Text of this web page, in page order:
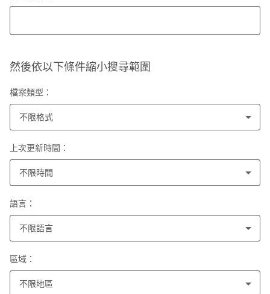
然後依以下條件縮小搜尋範圍
檔案類型：
不限格式
上次更新時間：
不限時間
語言：
不限語言
區域：
不限地區